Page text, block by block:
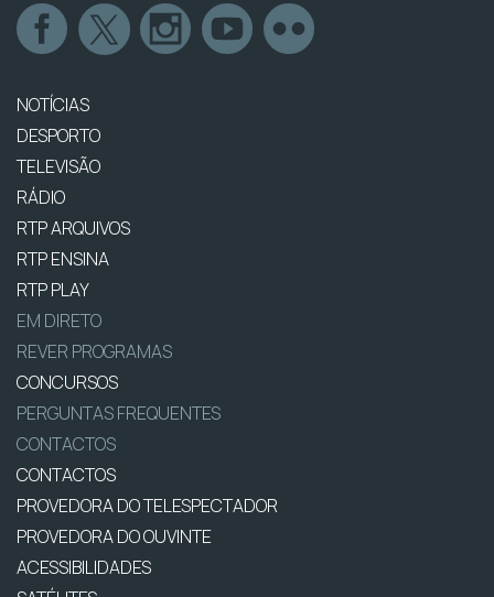
NOTÍCIAS
DESPORTO
TELEVISÃO
RÁDIO
RTP ARQUIVOS
RTP ENSINA
RTP PLAY
EM DIRETO
REVER PROGRAMAS
CONCURSOS
PERGUNTAS FREQUENTES
CONTACTOS
CONTACTOS
PROVEDORA DO TELESPECTADOR
PROVEDORA DO OUVINTE
ACESSIBILIDADES